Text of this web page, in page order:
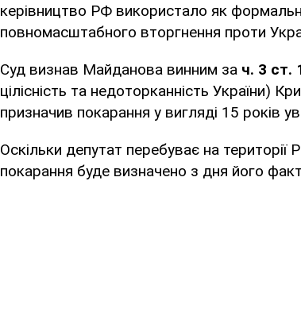
керівництво РФ використало як
повномасштабного вторгнення проти
Суд визнав Майданова винним за ч. 3 ст.
цілісність та недоторканність України)
призначив покарання у вигляді 15 років
Оскільки депутат перебуває на території
покарання буде визначено з дня його